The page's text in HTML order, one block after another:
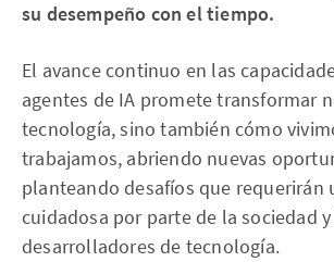
su desempeño con el tiempo.
El avance continuo en las
agentes de IA promete transformar
tecnología, sino también cómo
trabajamos, abriendo nuevas
planteando desafíos que requerirán
cuidadosa por parte de la sociedad
desarrolladores de tecnología.